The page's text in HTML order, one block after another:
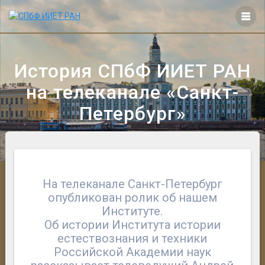
контенту
История СПбФ ИИЕТ РАН
на телеканале «Санкт-
Петербург»
На телеканале Санкт-Петербург
опубликован ролик об нашем
Институте.
Об истории Института истории
естествознания и техники
Российской Академии наук